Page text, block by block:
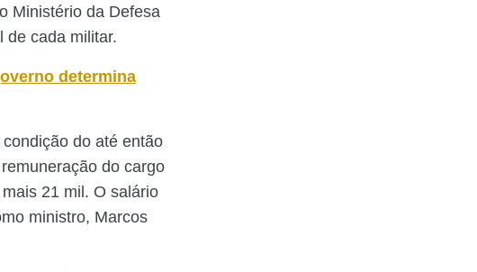
Ministério da Defesa
de cada militar.
determina
do até então
do cargo
21 mil. O salário
ministro, Marcos